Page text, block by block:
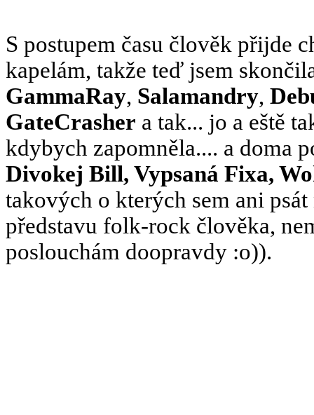
S postupem času člověk přijde
kapelám, takže teď jsem
GammaRay, Salamandry,
GateCrasher a tak... jo a eště
kdybych zapomněla.... a doma
Divokej Bill, Vypsaná Fixa,
takových o kterých sem ani
představu folk-rock člověka,
poslouchám doopravdy :o)).